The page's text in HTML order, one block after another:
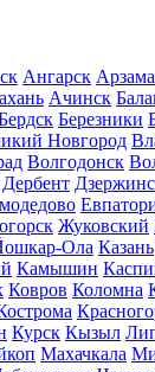
Ангарск
Ачинск
Березники
Новгород
Волгодонск
Дербент
Жуковский
Ола Казань
Камышин
Ковров Коломна
Курск Кызыл
Махачкала